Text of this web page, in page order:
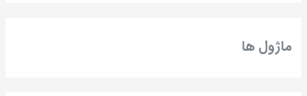
ماژول ها